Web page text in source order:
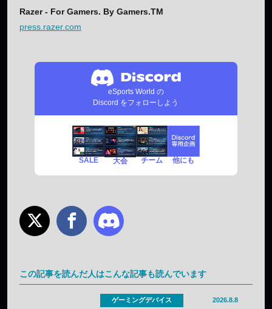
Razer - For Gamers. By Gamers.TM
press.razer.com
eSports World の
Discord をフォローしよう
SALE 大会 チーム 他にも
この記事を読んだ人はこんな記事も読んでいます
ゲーミングデバイス 2026.8.8